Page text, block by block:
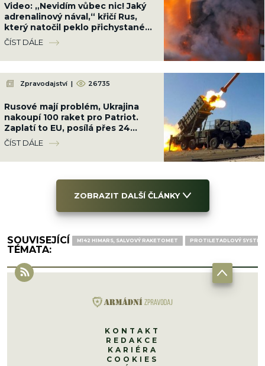
Video: „Nevidím vůbec nic! Jaký
adrenalinový nával,“ křičí Rus,
který natočil peklo přichystané
Ukrajinci cestou na Krym
ČÍST DÁLE
Zpravodajství | 26735
Rusové mají problém, Ukrajina
nakoupí 100 raket pro Patriot.
Zaplatí to EU, posílá přes 24
miliard Kč
ČÍST DÁLE
ZOBRAZIT DALŠÍ ČLÁNKY
SOUVISEJÍCÍ
TÉMATA:
M142 HIMARS, SALVOVÝ RAKETOMET PROTILETADLOVÝ
KONTAKT
REDAKCE
KARIÉRA
COOKIES